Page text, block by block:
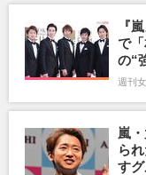
『
で
の“
週刊
嵐
ら
す